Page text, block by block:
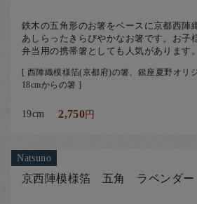
鉄木の五角形のお箸をベースに京都西陣
あしらったきらびやかなお箸です。お子
弁当用の携帯箸としても人気があります。
[ 西陣織模様箔(京都府)の箸、銀座夏野オリ
18cmからの箸 ]
19cm 2,750円
Natsuno
京西陣模様箔 五角 ラベンダ